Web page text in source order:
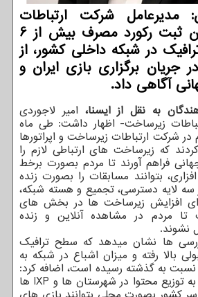
مدیرعامل شرکت ارتباطات
زیرساخت، با بیان ثبت رکورد مصرف بیش از 6
در شبکه داخلی کشور، از
جریان برگزاری بازی ایران و
آگاهی داد.
به نقل از ایسنا، امیر لاجوردی
زیرساخت- اظهار داشت: طی ماه
شرکت ارتباطات زیرساخت و اپراتورها
که زیرساخت های ارتباطی لازم را
فراهم آورند تا مردم بصورت برخط
بتوانند مسابقات را بصورت زنده
سه لایه دسترسی، تجمیع و هسته شبکه،
افزایش زیرساخت ها در بخش های
مردم در مشاهده آنلاین و زنده
نشوند.
ها نشان میدهد که سطح ترافیک
بالا رفته و میزان اشباع در شبکه به
به گذشته رسیده است، اضافه کرد:
امسال برای اولین بار به توزیع محتوا در شهرستان ها و IXP ها